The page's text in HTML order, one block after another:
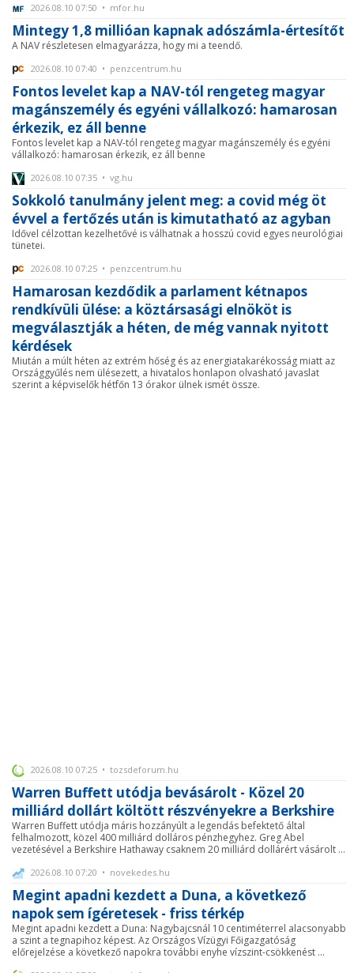
2026.08.10 07:50 • mfor.hu
Mintegy 1,8 millióan kapnak adószámla-értesítőt
A NAV részletesen elmagyarázza, hogy mi a teendő.
2026.08.10 07:40 • penzcentrum.hu
Fontos levelet kap a NAV-tól rengeteg magyar
magánszemély és egyéni vállalkozó: hamarosan
érkezik, ez áll benne
Fontos levelet kap a NAV-tól rengeteg magyar magánszemély és egyéni
vállalkozó: hamarosan érkezik, ez áll benne
2026.08.10 07:35 • vg.hu
Sokkoló tanulmány jelent meg: a covid még öt
évvel a fertőzés után is kimutatható az agyban
Idővel célzottan kezelhetővé is válhatnak a hosszú covid egyes neurológiai
tünetei.
2026.08.10 07:25 • penzcentrum.hu
Hamarosan kezdődik a parlament kétnapos
rendkívüli ülése: a köztársasági elnököt is
megválasztják a héten, de még vannak nyitott
kérdések
Miután a múlt héten az extrém hőség és az energiatakarékosság miatt az
Országgyűlés nem ülésezett, a hivatalos honlapon olvasható javaslat
szerint a képviselők hétfőn 13 órakor ülnek ismét össze.
2026.08.10 07:25 • tozsdeforum.hu
Warren Buffett utódja bevásárolt - Közel 20
milliárd dollárt költött részvényekre a Berkshire
Warren Buffett utódja máris hozzányúlt a legendás befektető által
felhalmozott, közel 400 milliárd dolláros pénzhegyhez. Greg Abel
vezetésével a Berkshire Hathaway csaknem 20 milliárd dollárért vásárolt ...
2026.08.10 07:20 • novekedes.hu
Megint apadni kezdett a Duna, a következő
napok sem ígéretesek - friss térkép
Megint apadni kezdett a Duna: Nagybajcsnál 10 centiméterrel alacsonyabb
a szint a tegnapihoz képest. Az Országos Vízügyi Főigazgatóság
előrejelzése a következő napokra további enyhe vízszint-csökkenést ...